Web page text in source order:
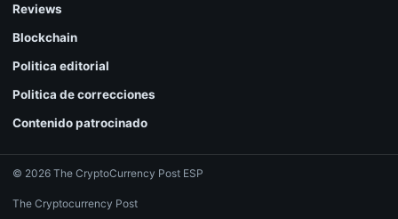
Reviews
Blockchain
Politica editorial
Politica de correcciones
Contenido patrocinado
© 2026 The CryptoCurrency Post ESP
The Cryptocurrency Post